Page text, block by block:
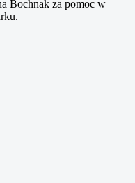
Bochnak za pomoc w